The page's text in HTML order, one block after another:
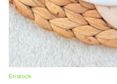
En stock